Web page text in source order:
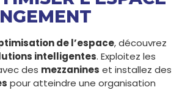
de l’espace, découvrez
intelligentes. Exploitez les
des mezzanines et installez des
pour atteindre une organisation